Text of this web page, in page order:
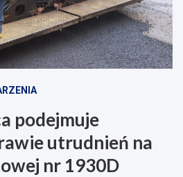
podejmuje
utrudnień na
nr 1930D